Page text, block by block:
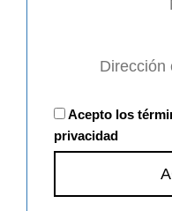
Acepto los
privacidad